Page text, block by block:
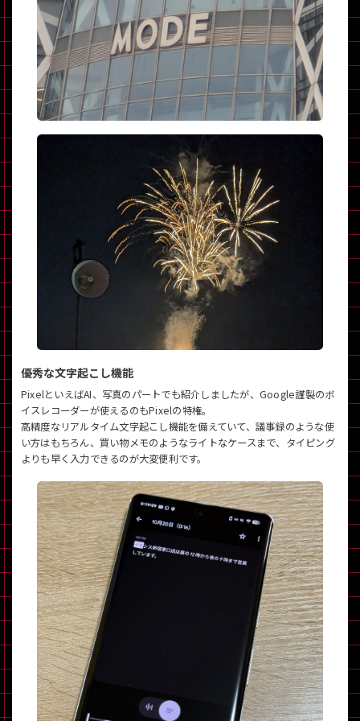
優秀な文字起こし機能
PixelといえばAI、写真のパートでも紹介しましたが、Google謹製のボ
イスレコーダーが使えるのもPixelの特権。
高精度なリアルタイム文字起こし機能を備えていて、議事録のような使
い方はもちろん、買い物メモのようなライトなケースまで、タイピング
よりも早く入力できるのが大変便利です。